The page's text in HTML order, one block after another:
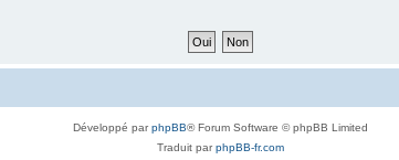
Développé parphpBB® Forum Software © phpBB Limited
Traduit parphpBB-fr.com